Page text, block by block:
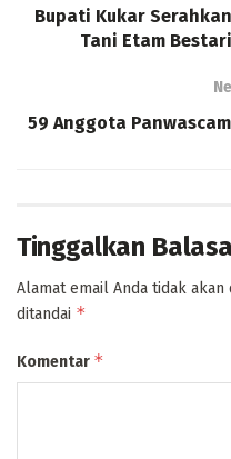
Bupati Kukar
Tani Etam
59 Anggota
Tinggalkan
Alamat email Anda tidak
ditandai *
Komentar *